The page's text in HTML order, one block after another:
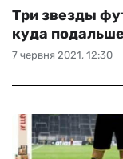
7 червня 2021, 12:30
Три звезды
куда